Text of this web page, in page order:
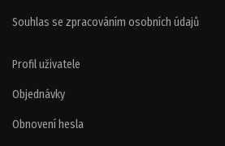
Souhlas se zpracováním osobních údajů
Profil uživatele
Objednávky
Obnovení hesla